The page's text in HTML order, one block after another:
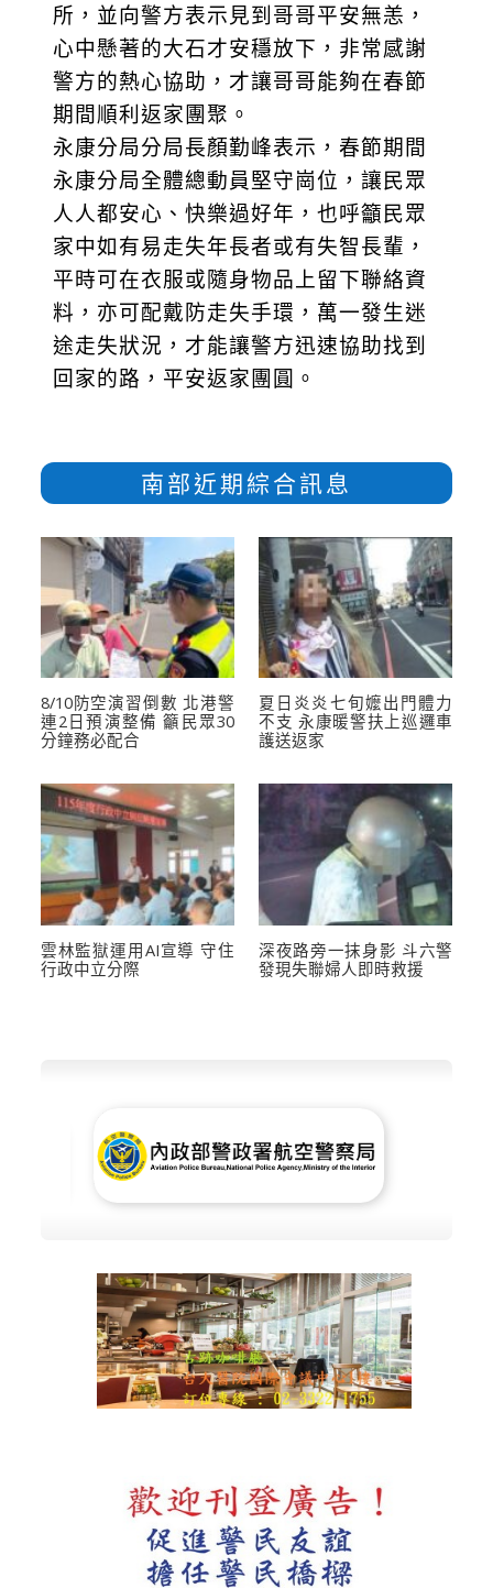
所，並向警方表示見到哥哥平安無恙，
心中懸著的大石才安穩放下，非常感謝
警方的熱心協助，才讓哥哥能夠在春節
期間順利返家團聚。
永康分局分局長顏勤峰表示，春節期間
永康分局全體總動員堅守崗位，讓民眾
人人都安心、快樂過好年，也呼籲民眾
家中如有易走失年長者或有失智長輩，
平時可在衣服或隨身物品上留下聯絡資
料，亦可配戴防走失手環，萬一發生迷
途走失狀況，才能讓警方迅速協助找到
回家的路，平安返家團圓。
南部近期綜合訊息
8/10防空演習倒數 北港警
連2日預演整備 籲民眾30
分鐘務必配合
夏日炎炎七旬嬤出門體力
不支 永康暖警扶上巡邏車
護送返家
雲林監獄運用AI宣導 守住
行政中立分際
深夜路旁一抹身影 斗六警
發現失聯婦人即時救援